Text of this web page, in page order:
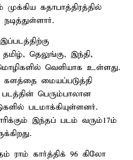
கதாபாத்திரத்தில்
தெலுங்கு, இந்தி,
வெளியாக உள்ளது.
மையப்படுத்தி
பெரும்பாலான
படமாக்கியுள்ளனர்.
இந்தப் படம் வரும்17ம்
ராம் கார்த்திக் 96 கிலோ